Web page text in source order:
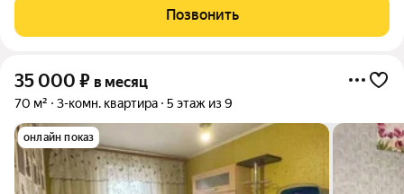
,улицы Мира, Парковая, Липатова, Солидарности, Халезова.
Позвонить
35 000 ₽ в месяц
70 м² 3-комн. квартира 5 этаж из 9
онлайн показ